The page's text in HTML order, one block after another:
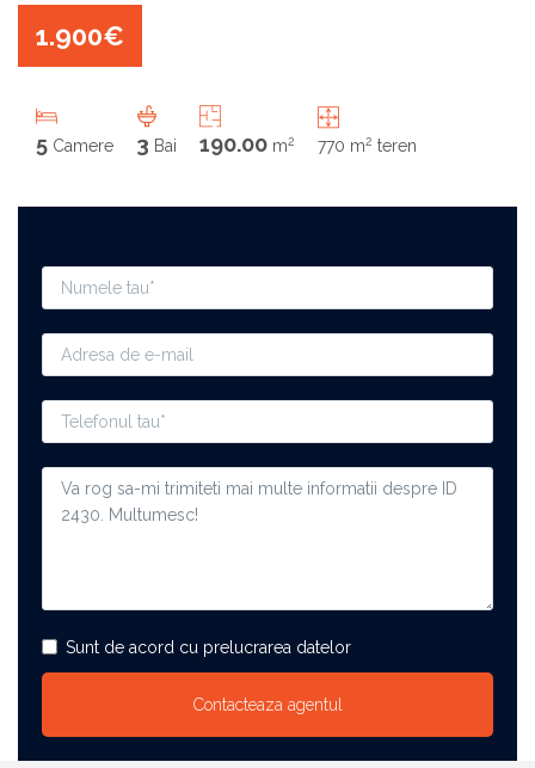
1.900€
5 Camere 3 Bai 190.00 m2 770 m2 teren
Sunt de acord cu prelucrarea datelor